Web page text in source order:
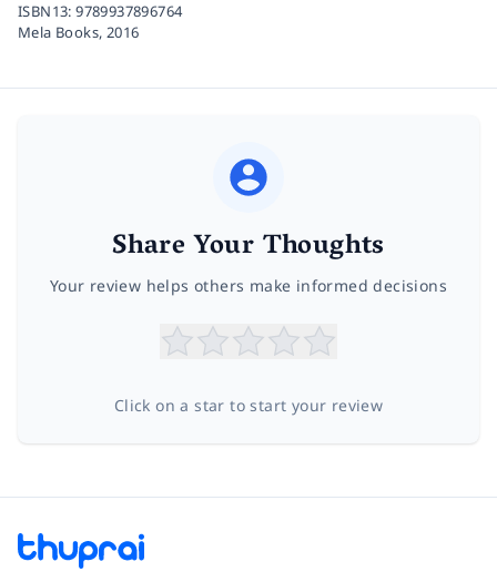
ISBN13:9789937896764
Mela Books, 2016
Share Your Thoughts
Your review helps others make informed decisions
Click on a star to start your review